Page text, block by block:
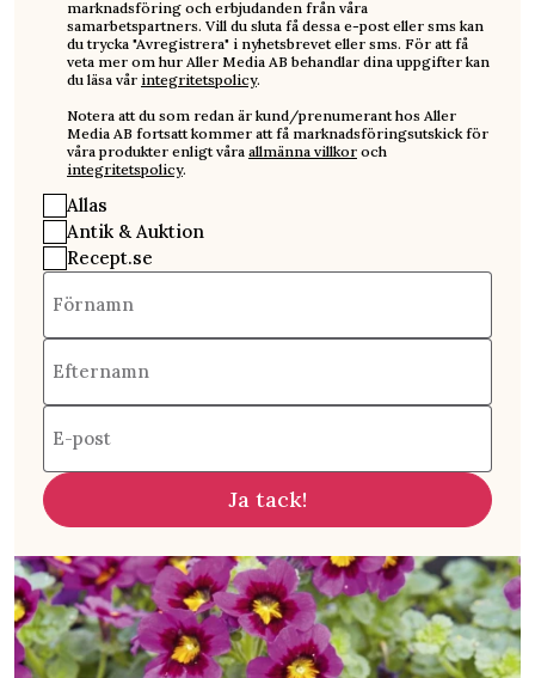
marknadsföring och erbjudanden från våra
samarbetspartners. Vill du sluta få dessa e-post eller sms kan
du trycka "Avregistrera" i nyhetsbrevet eller sms. För att få
veta mer om hur Aller Media AB behandlar dina uppgifter kan
du läsa vår integritetspolicy.
Notera att du som redan är kund/prenumerant hos Aller
Media AB fortsatt kommer att få marknadsföringsutskick för
våra produkter enligt våra allmänna villkor och
integritetspolicy.
Allas
Antik & Auktion
Recept.se
Förnamn
Efternamn
E-post
Ja tack!